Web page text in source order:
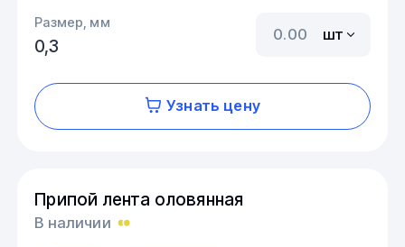
Размер, мм
0,3
шт
Узнать цену
Припой лента оловянная
В наличии